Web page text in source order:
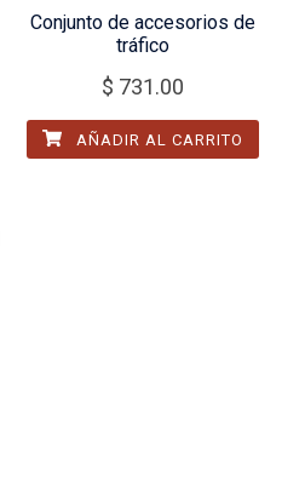
Conjunto de accesorios de
tráfico
$ 731.00
AÑADIR AL CARRITO